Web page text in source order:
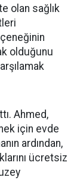
olan sağlık
olduğunu
Ahmed,
için evde
ardından,
ücretsiz